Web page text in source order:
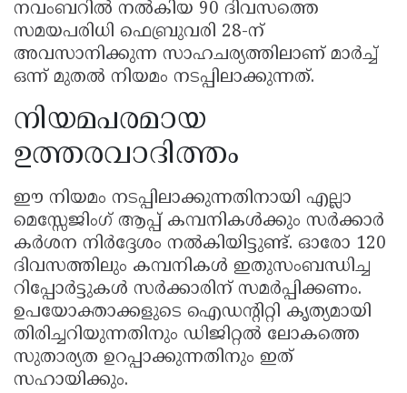
നവംബറിൽ നൽകിയ 90 ദിവസത്തെ
സമയപരിധി ഫെബ്രുവരി 28-ന്
അവസാനിക്കുന്ന സാഹചര്യത്തിലാണ് മാർച്ച്
ഒന്ന് മുതൽ നിയമം നടപ്പിലാക്കുന്നത്.
നിയമപരമായ
ഉത്തരവാദിത്തം
ഈ നിയമം നടപ്പിലാക്കുന്നതിനായി എല്ലാ
മെസ്സേജിംഗ് ആപ്പ് കമ്പനികൾക്കും സർക്കാർ
കർശന നിർദ്ദേശം നൽകിയിട്ടുണ്ട്. ഓരോ 120
ദിവസത്തിലും കമ്പനികൾ ഇതുസംബന്ധിച്ച
റിപ്പോർട്ടുകൾ സർക്കാരിന് സമർപ്പിക്കണം.
ഉപയോക്താക്കളുടെ ഐഡന്റിറ്റി കൃത്യമായി
തിരിച്ചറിയുന്നതിനും ഡിജിറ്റൽ ലോകത്തെ
സുതാര്യത ഉറപ്പാക്കുന്നതിനും ഇത്
സഹായിക്കും.